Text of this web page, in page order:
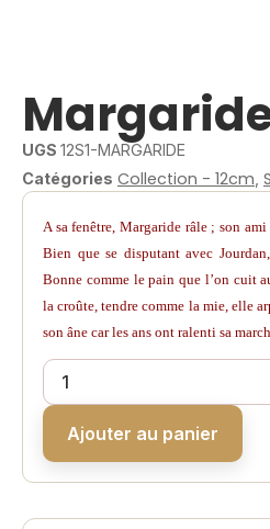
UGS 12S1-MARGARIDE
Catégories Collection - 12cm
A sa fenêtre, Margaride râle ; son
Bien que se disputant avec
Bonne comme le pain que l’on cuit
la croûte, tendre comme la mie, elle
son âne car les ans ont ralenti sa
Ajouter au panier